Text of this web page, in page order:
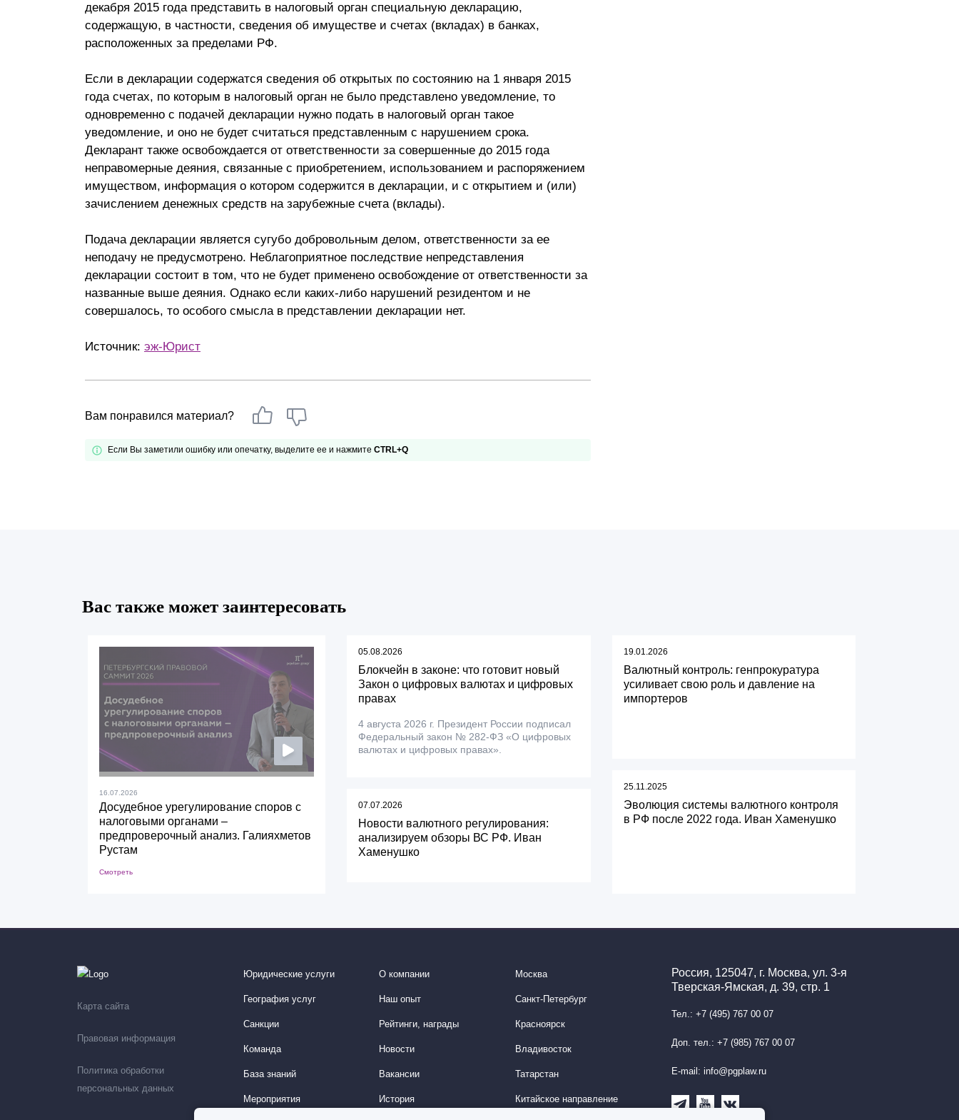
декабря 2015 года представить в налоговый орган специальную декларацию,
содержащую, в частности, сведения об имуществе и счетах (вкладах) в банках,
расположенных за пределами РФ.
Если в декларации содержатся сведения об открытых по состоянию на 1 января 2015
года счетах, по которым в налоговый орган не было представлено уведомление, то
одновременно с подачей декларации нужно подать в налоговый орган такое
уведомление, и оно не будет считаться представленным с нарушением срока.
Декларант также освобождается от ответственности за совершенные до 2015 года
неправомерные деяния, связанные с приобретением, использованием и распоряжением
имуществом, информация о котором содержится в декларации, и с открытием и (или)
зачислением денежных средств на зарубежные счета (вклады).
Подача декларации является сугубо добровольным делом, ответственности за ее
неподачу не предусмотрено. Неблагоприятное последствие непредставления
декларации состоит в том, что не будет применено освобождение от ответственности за
названные выше деяния. Однако если каких-либо нарушений резидентом и не
совершалось, то особого смысла в представлении декларации нет.
Источник: эж-Юрист
Вам понравился материал?
Если Вы заметили ошибку или опечатку, выделите ее и нажмите CTRL+Q
Вас также может заинтересовать
16.07.2026
Досудебное урегулирование споров с
налоговыми органами –
предпроверочный анализ. Галияхметов
Рустам
Смотреть
05.08.2026
Блокчейн в законе: что готовит новый
Закон о цифровых валютах и цифровых
правах
4 августа 2026 г. Президент России подписал
Федеральный закон № 282-ФЗ «О цифровых
валютах и цифровых правах».
07.07.2026
Новости валютного регулирования:
анализируем обзоры ВС РФ. Иван
Хаменушко
19.01.2026
Валютный контроль: генпрокуратура
усиливает свою роль и давление на
импортеров
25.11.2025
Эволюция системы валютного контроля
в РФ после 2022 года. Иван Хаменушко
Карта сайта
Правовая информация
Политика обработки
персональных данных
Юридические услуги
География услуг
Санкции
Команда
База знаний
Мероприятия
О компании
Наш опыт
Рейтинги, награды
Новости
Вакансии
История
Москва
Санкт-Петербург
Красноярск
Владивосток
Татарстан
Китайское направление
Россия, 125047, г. Москва, ул. 3-я
Тверская-Ямская, д. 39, стр. 1
Тел.: +7 (495) 767 00 07
Доп. тел.: +7 (985) 767 00 07
E-mail: info@pgplaw.ru